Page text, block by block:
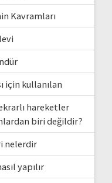
Kavramları
için kullanılan
hareketler
biri değildir?
nelerdir
yapılır